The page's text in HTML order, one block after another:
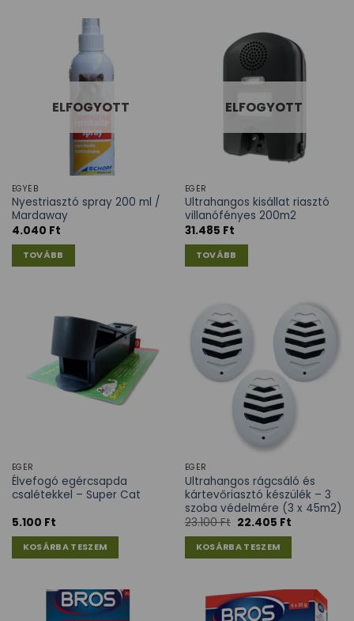
ELFOGYOTT
EGYÉB
Nyestriasztó spray 200 ml /
Mardaway
4.040 Ft
TOVÁBB
ELFOGYOTT
EGÉR
Ultrahangos kisállat riasztó
villanófényes 200m2
31.485 Ft
TOVÁBB
EGÉR
Élvefogó egércsapda
csalétekkel – Super Cat
5.100 Ft
KOSÁRBA TESZEM
EGÉR
Ultrahangos rágcsáló és
kártevőriasztó készülék – 3
szoba védelmére (3 x 45m2)
23.100Ft 22.405 Ft
KOSÁRBA TESZEM